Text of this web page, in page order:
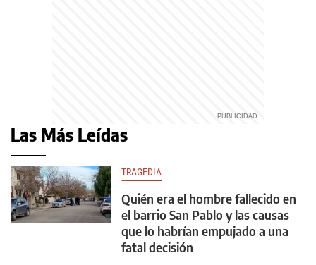
Las Más Leídas
TRAGEDIA
Quién era el hombre fallecido en
el barrio San Pablo y las causas
que lo habrían empujado a una
fatal decisión